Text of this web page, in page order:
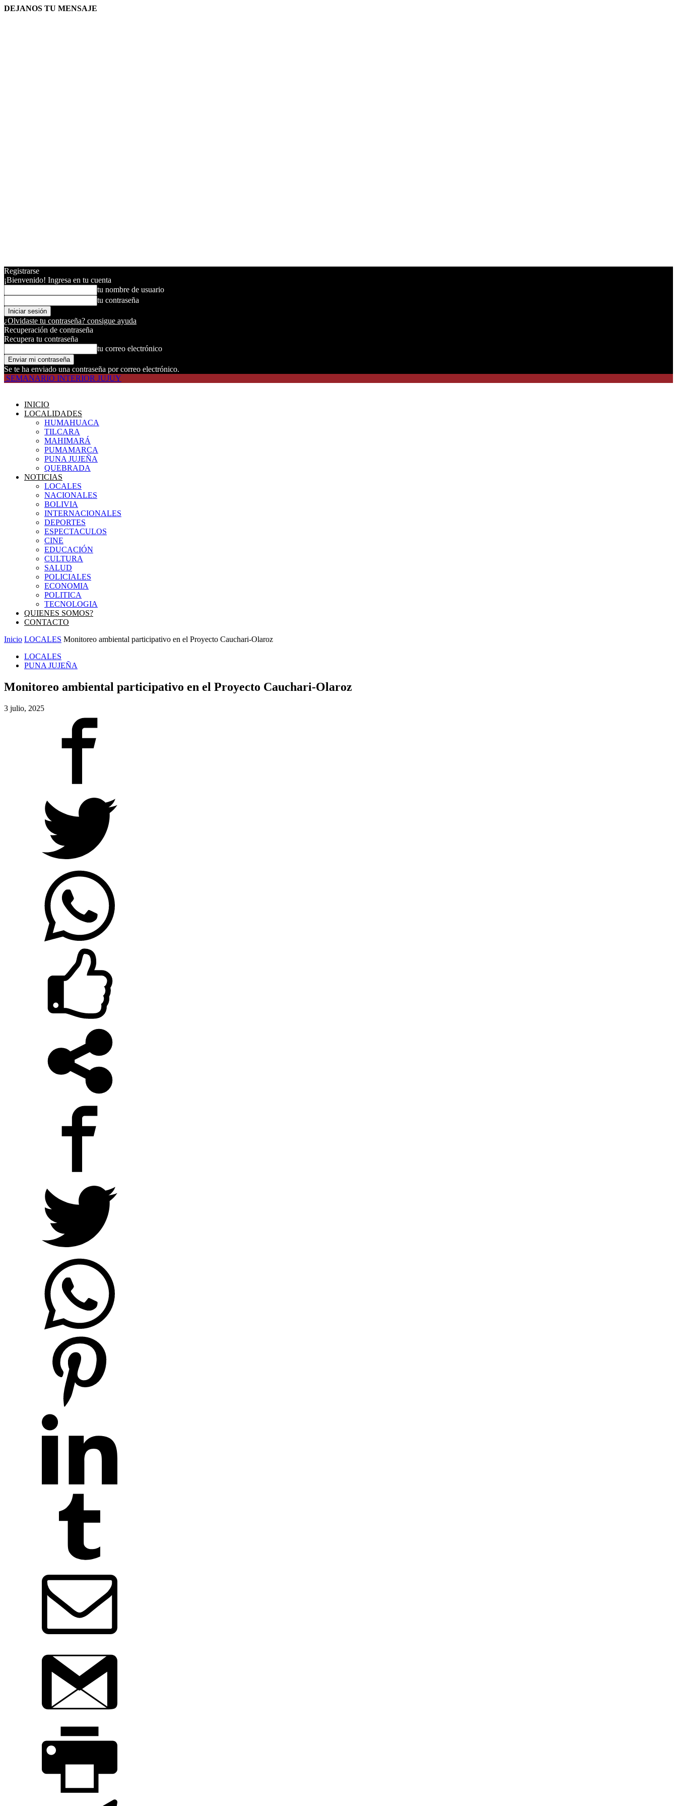
DEJANOS TU MENSAJE
Registrarse
¡Bienvenido! Ingresa en tu cuenta
tu nombre de usuario
tu contraseña
¿Olvidaste tu contraseña? consigue ayuda
Recuperación de contraseña
Recupera tu contraseña
tu correo electrónico
Se te ha enviado una contraseña por correo electrónico.
SEMANARIO INTERIOR JUJUY
INICIO
LOCALIDADES
HUMAHUACA
TILCARA
MAHIMARÁ
PUMAMARCA
PUNA JUJEÑA
QUEBRADA
NOTICIAS
LOCALES
NACIONALES
BOLIVIA
INTERNACIONALES
DEPORTES
ESPECTACULOS
CINE
EDUCACIÓN
CULTURA
SALUD
POLICIALES
ECONOMIA
POLITICA
TECNOLOGIA
QUIENES SOMOS?
CONTACTO
Inicio LOCALES Monitoreo ambiental participativo en el Proyecto Cauchari-Olaroz
LOCALES
PUNA JUJEÑA
Monitoreo ambiental participativo en el Proyecto Cauchari-Olaroz
3 julio, 2025